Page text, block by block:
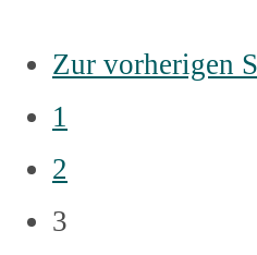
Zur vorherigen
1
2
3